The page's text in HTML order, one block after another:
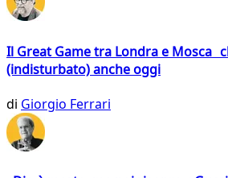
Il Great Game tra Londra e Mosca
(indisturbato) anche oggi
di Giorgio Ferrari